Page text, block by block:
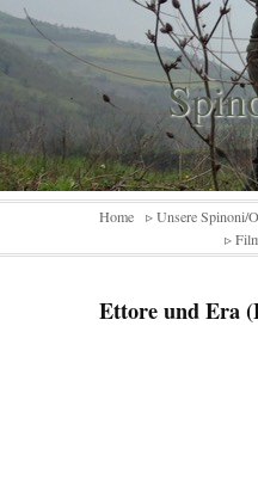
Home ▹ Unsere Spinoni/
▹
Ettore und Era